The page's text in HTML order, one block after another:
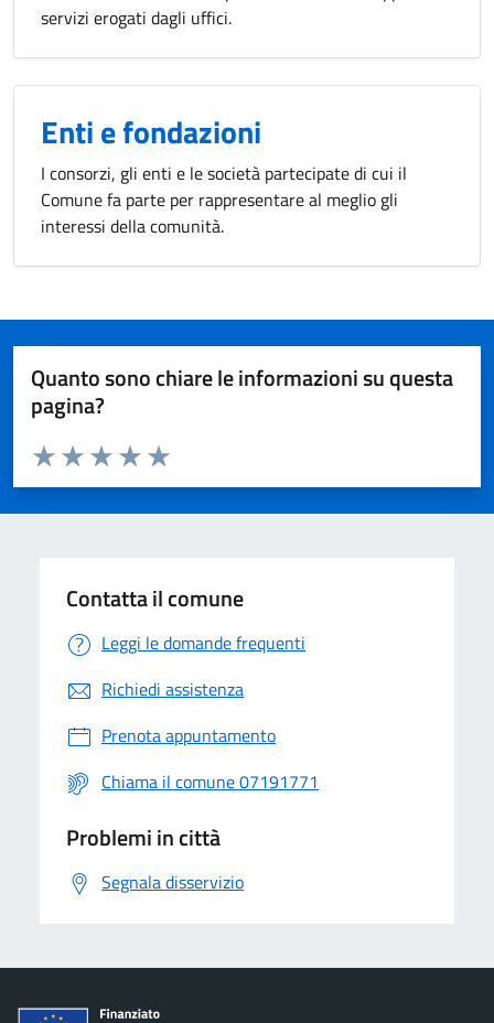
servizi erogati dagli uffici.
Enti e fondazioni
I consorzi, gli enti e le società partecipate di cui il
Comune fa parte per rappresentare al meglio gli
interessi della comunità.
Quanto sono chiare le informazioni su questa
pagina?
Valuta da 1 a 5 stelle la pagina
Valuta 5 stelle su 5
Valuta 4 stelle su 5
Valuta 3 stelle su 5
Valuta 2 stelle su 5
Valuta 1 stelle su 5
Contatta il comune
Leggi le domande frequenti
Richiedi assistenza
Prenota appuntamento
Chiama il comune 07191771
Problemi in città
Segnala disservizio